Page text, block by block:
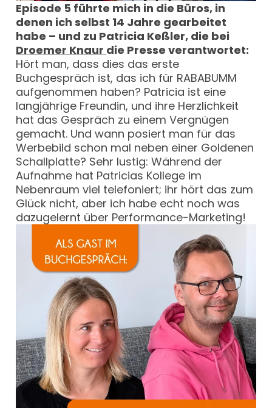
Episode 5 führte mich in die Büros, in
denen ich selbst 14 Jahre gearbeitet
habe – und zu Patricia Keßler, die bei
Droemer Knaur die Presse verantwortet:
Hört man, dass dies das erste
Buchgespräch ist, das ich für RABABUMM
aufgenommen haben? Patricia ist eine
langjährige Freundin, und ihre Herzlichkeit
hat das Gespräch zu einem Vergnügen
gemacht. Und wann posiert man für das
Werbebild schon mal neben einer Goldenen
Schallplatte? Sehr lustig: Während der
Aufnahme hat Patricias Kollege im
Nebenraum viel telefoniert; ihr hört das zum
Glück nicht, aber ich habe echt noch was
dazugelernt über Performance-Marketing!